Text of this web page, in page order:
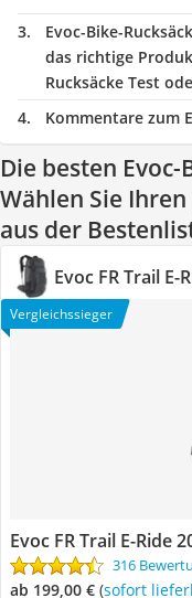
Evoc-Bike-
das richtige
Rucksäcke Test
Kommentare zum
Die besten Evoc-
Wählen Sie
aus der
Evoc FR Trail E-
Vergleichssieger
Evoc FR Trail E-Ride
316
ab 199,00 € ( Sofort